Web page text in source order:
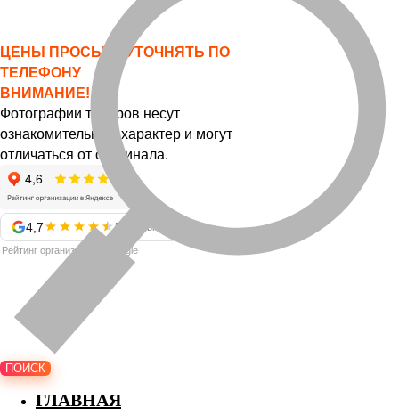
ЦЕНЫ ПРОСЬБА УТОЧНЯТЬ ПО
ТЕЛЕФОНУ
ВНИМАНИЕ!
Фотографии товаров несут
ознакомительный характер и могут
отличаться от оригинала.
4,7 57 отзывов
Рейтинг организации в Google
ПОИСК
ГЛАВНАЯ